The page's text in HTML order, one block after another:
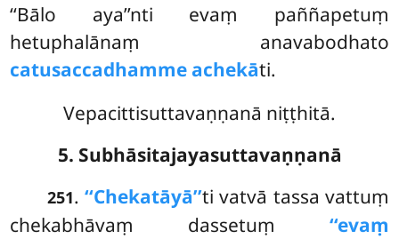
‘‘Bālo aya’’nti evaṃ paññapetuṃ
hetuphalānaṃ anavabodhato
catusaccadhamme achekāti.
Vepacittisuttavaṇṇanā niṭṭhitā.
5. Subhāsitajayasuttavaṇṇanā
251.‘‘Chekatāyā’’ti vatvā tassa vattuṃ
chekabhāvaṃ dassetuṃ ‘‘evaṃ